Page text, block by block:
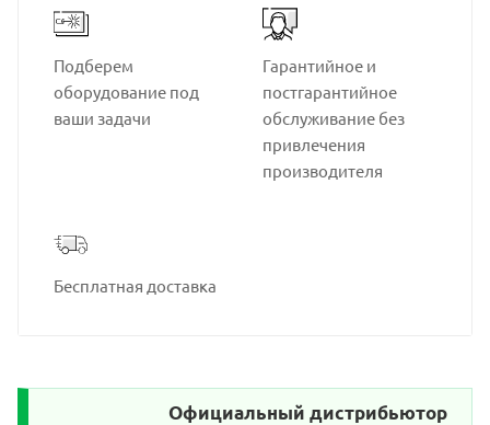
Подберем
оборудование под
ваши задачи
Гарантийное и
постгарантийное
обслуживание без
привлечения
производителя
Бесплатная доставка
Официальный дистрибьютор